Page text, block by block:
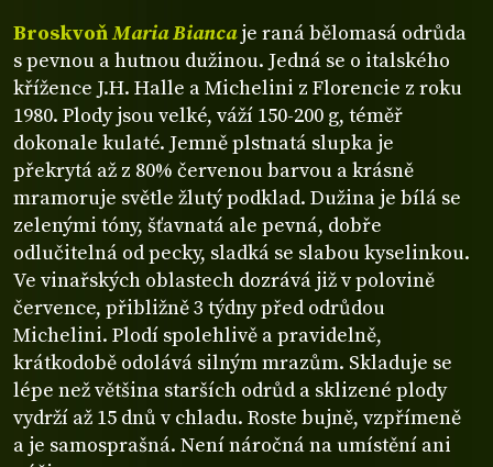
BroskvoňMaria Biancaje raná bělomasá odrůda
s pevnou a hutnou dužinou. Jedná se o italského
křížence J.H. Halle a Michelini z Florencie z roku
1980. Plody jsou velké, váží 150-200 g, téměř
dokonale kulaté. Jemně plstnatá slupka je
překrytá až z 80% červenou barvou a krásně
mramoruje světle žlutý podklad. Dužina je bílá se
zelenými tóny, šťavnatá ale pevná, dobře
odlučitelná od pecky, sladká se slabou kyselinkou.
Ve vinařských oblastech dozrává již v polovině
července, přibližně 3 týdny před odrůdou
Michelini. Plodí spolehlivě a pravidelně,
krátkodobě odolává silným mrazům. Skladuje se
lépe než většina starších odrůd a sklizené plody
vydrží až 15 dnů v chladu. Roste bujně, vzpřímeně
a je samosprašná. Není náročná na umístění ani